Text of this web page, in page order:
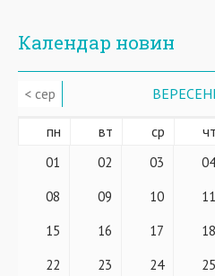
Календар новин
< сер
пн вт ср чт
01 02 03 04
08
09 10 11
15
16 17 18
22
23 24 25